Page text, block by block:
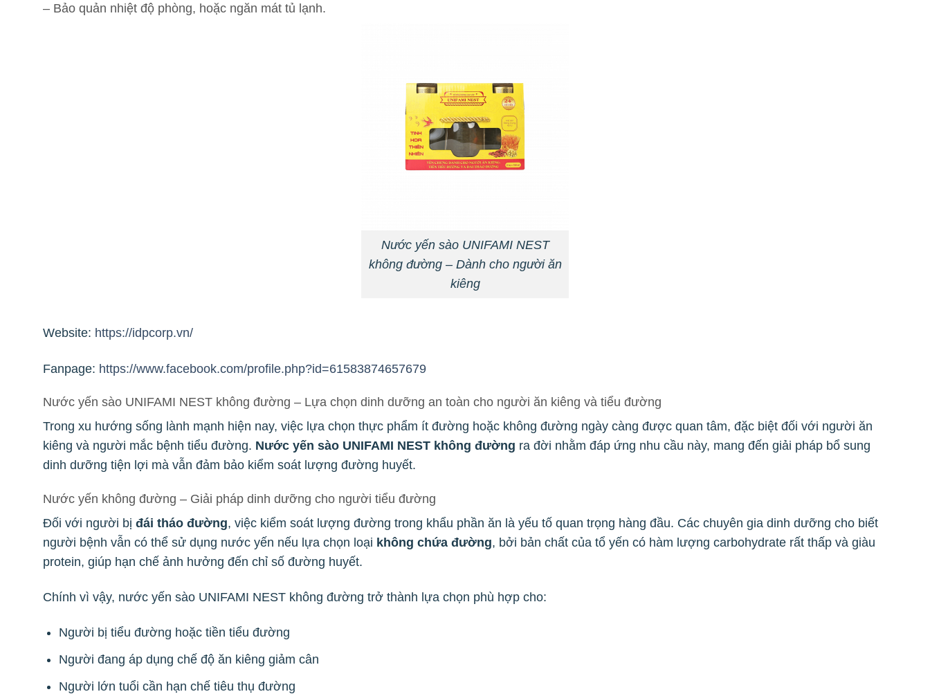
– Bảo quản nhiệt độ phòng, hoặc ngăn mát tủ lạnh.
Nước yến sào UNIFAMI NEST
không đường – Dành cho người ăn
kiêng
Website: https://idpcorp.vn/
Fanpage: https://www.facebook.com/profile.php?id=61583874657679
Nước yến sào UNIFAMI NEST không đường – Lựa chọn dinh dưỡng an toàn cho người ăn kiêng và tiểu đường
Trong xu hướng sống lành mạnh hiện nay, việc lựa chọn thực phẩm ít đường hoặc không đường ngày càng được quan tâm, đặc biệt đối với người ăn
kiêng và người mắc bệnh tiểu đường. Nước yến sào UNIFAMI NEST không đường ra đời nhằm đáp ứng nhu cầu này, mang đến giải pháp bổ sung
dinh dưỡng tiện lợi mà vẫn đảm bảo kiểm soát lượng đường huyết.
Nước yến không đường – Giải pháp dinh dưỡng cho người tiểu đường
Đối với người bị đái tháo đường, việc kiểm soát lượng đường trong khẩu phần ăn là yếu tố quan trọng hàng đầu. Các chuyên gia dinh dưỡng cho biết
người bệnh vẫn có thể sử dụng nước yến nếu lựa chọn loại không chứa đường, bởi bản chất của tổ yến có hàm lượng carbohydrate rất thấp và giàu
protein, giúp hạn chế ảnh hưởng đến chỉ số đường huyết.
Chính vì vậy, nước yến sào UNIFAMI NEST không đường trở thành lựa chọn phù hợp cho:
Người bị tiểu đường hoặc tiền tiểu đường
Người đang áp dụng chế độ ăn kiêng giảm cân
Người lớn tuổi cần hạn chế tiêu thụ đường